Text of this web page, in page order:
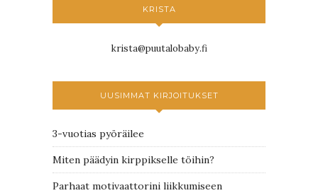
KRISTA
krista@puutalobaby.fi
UUSIMMAT KIRJOITUKSET
3-vuotias pyöräilee
Miten päädyin kirppikselle töihin?
Parhaat motivaattorini liikkumiseen